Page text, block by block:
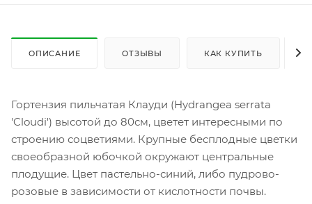
ОПИСАНИЕ ОТЗЫВЫ КАК КУПИТЬ
Гортензия пильчатая Клауди (Hydrangea serrata
'Cloudi') высотой до 80см, цветет интересными по
строению соцветиями. Крупные бесплодные цветки
своеобразной юбочкой окружают центральные
плодущие. Цвет пастельно-синий, либо пудрово-
розовые в зависимости от кислотности почвы.